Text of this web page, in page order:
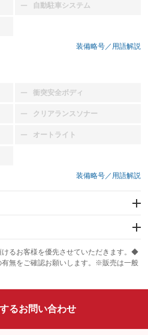
自動駐車システム
：装備なし
装備略号／用語解説
衝突安全ボディ
：装備なし
クリアランスソナー
：装備なし
オートライト
：装備なし
装備略号／用語解説
ABS
Wエアコン
：装備なし
パワーステアリング
：装備あり
ル
けるお客様を優先させていただきます。◆
無をご確認お願いします。※販売は一般
るお問い合わせ